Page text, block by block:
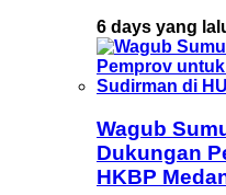
6 days yang
Wagub
Dukungan
HKBP